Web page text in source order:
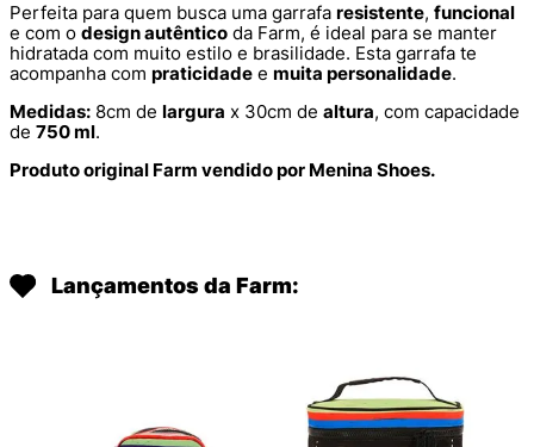
Perfeita para quem busca uma garrafa resistente, funcional
e com o design autêntico da Farm, é ideal para se manter
hidratada com muito estilo e brasilidade. Esta garrafa te
acompanha com praticidade e muita personalidade.
Medidas: 8cm de largura x 30cm de altura, com capacidade
de 750 ml.
Produto original Farm vendido por Menina Shoes.
Lançamentos da Farm: